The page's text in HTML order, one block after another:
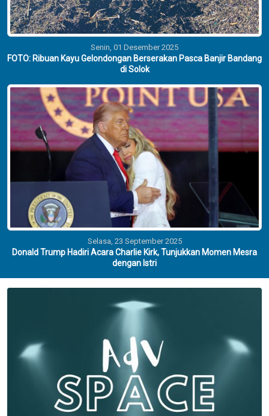
Senin, 01 Desember 2025
FOTO: Ribuan Kayu Gelondongan Berserakan Pasca Banjir Bandang
di Solok
Selasa, 23 September 2025
Donald Trump Hadiri Acara Charlie Kirk, Tunjukkan Momen Mesra
dengan Istri